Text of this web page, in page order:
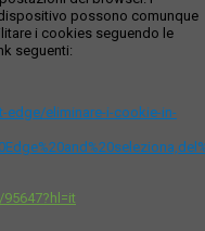
possono comunque
i cookies seguendo le
seguenti:
eliminare-i-cookie-in-